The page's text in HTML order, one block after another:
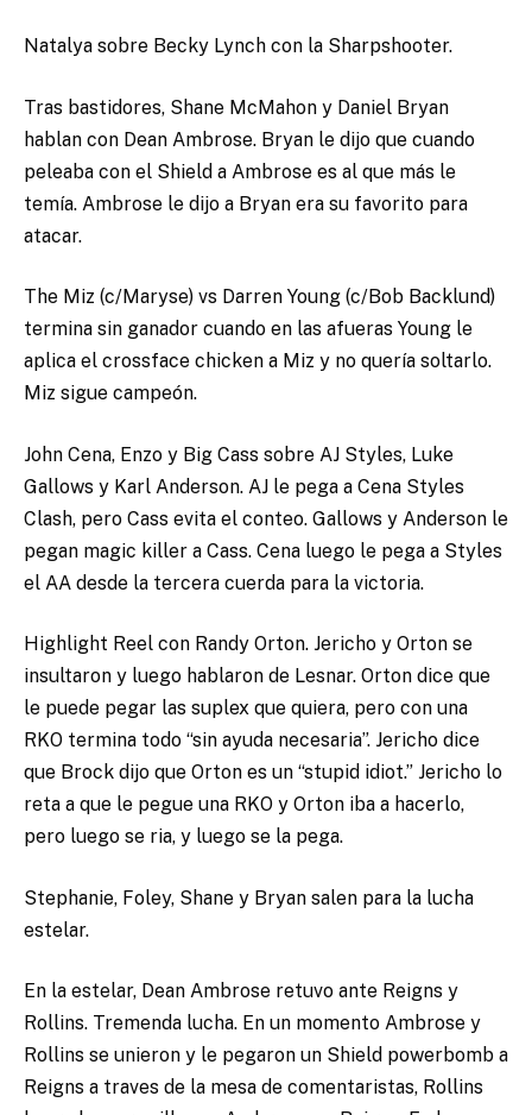
Natalya sobre Becky Lynch con la Sharpshooter.
Tras bastidores, Shane McMahon y Daniel Bryan
hablan con Dean Ambrose. Bryan le dijo que cuando
peleaba con el Shield a Ambrose es al que más le
temía. Ambrose le dijo a Bryan era su favorito para
atacar.
The Miz (c/Maryse) vs Darren Young (c/Bob Backlund)
termina sin ganador cuando en las afueras Young le
aplica el crossface chicken a Miz y no quería soltarlo.
Miz sigue campeón.
John Cena, Enzo y Big Cass sobre AJ Styles, Luke
Gallows y Karl Anderson. AJ le pega a Cena Styles
Clash, pero Cass evita el conteo. Gallows y Anderson le
pegan magic killer a Cass. Cena luego le pega a Styles
el AA desde la tercera cuerda para la victoria.
Highlight Reel con Randy Orton. Jericho y Orton se
insultaron y luego hablaron de Lesnar. Orton dice que
le puede pegar las suplex que quiera, pero con una
RKO termina todo “sin ayuda necesaria”. Jericho dice
que Brock dijo que Orton es un “stupid idiot.” Jericho lo
reta a que le pegue una RKO y Orton iba a hacerlo,
pero luego se ria, y luego se la pega.
Stephanie, Foley, Shane y Bryan salen para la lucha
estelar.
En la estelar, Dean Ambrose retuvo ante Reigns y
Rollins. Tremenda lucha. En un momento Ambrose y
Rollins se unieron y le pegaron un Shield powerbomb a
Reigns a traves de la mesa de comentaristas, Rollins